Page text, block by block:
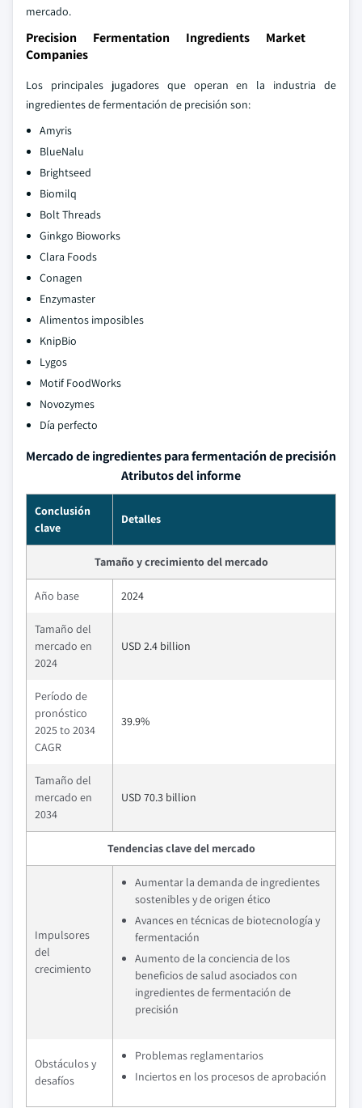
mercado.
Precision Fermentation Ingredients Market
Companies
Los principales jugadores que operan en la industria de
ingredientes de fermentación de precisión son:
Amyris
BlueNalu
Brightseed
Biomilq
Bolt Threads
Ginkgo Bioworks
Clara Foods
Conagen
Enzymaster
Alimentos imposibles
KnipBio
Lygos
Motif FoodWorks
Novozymes
Día perfecto
Mercado de ingredientes para fermentación de precisión
Atributos del informe
Conclusión
clave
Detalles
Tamaño y crecimiento del mercado
Año base 2024
Tamaño del
mercado en
2024
USD 2.4 billion
Período de
pronóstico
2025 to 2034
CAGR
39.9%
Tamaño del
mercado en
2034
USD 70.3 billion
Tendencias clave del mercado
Impulsores
del
crecimiento
Aumentar la demanda de ingredientes
sostenibles y de origen ético
Avances en técnicas de biotecnología y
fermentación
Aumento de la conciencia de los
beneficios de salud asociados con
ingredientes de fermentación de
precisión
Obstáculos y
desafíos
Problemas reglamentarios
Inciertos en los procesos de aprobación